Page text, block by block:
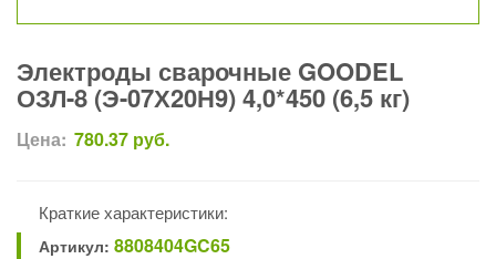
Электроды сварочные GOODEL
ОЗЛ-8 (Э-07Х20Н9) 4,0*450 (6,5 кг)
Цена: 780.37 руб.
Краткие характеристики:
Артикул: 8808404GC65